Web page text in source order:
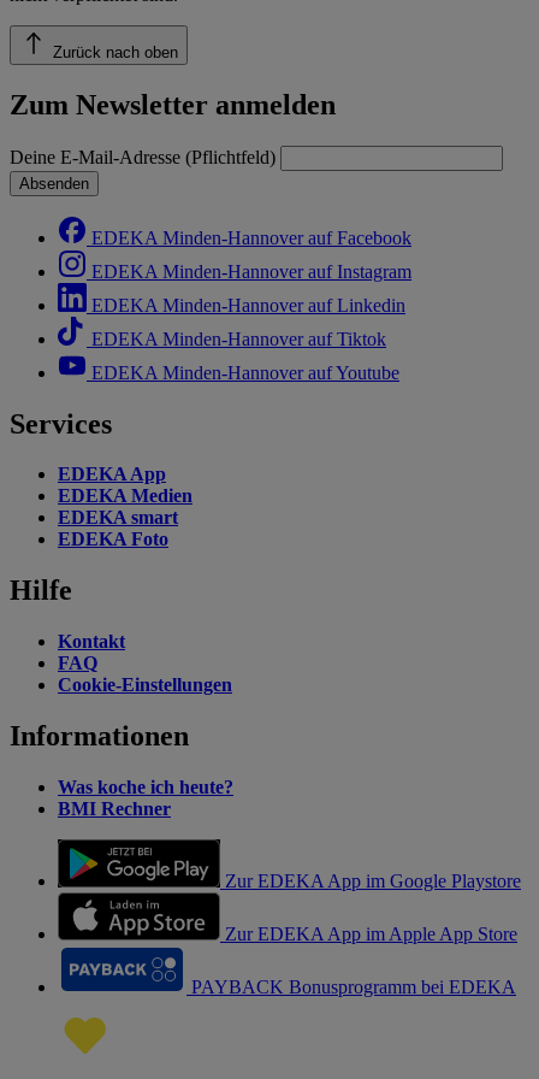
Zurück nach oben
Zum Newsletter anmelden
Deine E-Mail-Adresse (Pflichtfeld)
Absenden
EDEKA Minden-Hannover auf Facebook
EDEKA Minden-Hannover auf Instagram
EDEKA Minden-Hannover auf Linkedin
EDEKA Minden-Hannover auf Tiktok
EDEKA Minden-Hannover auf Youtube
Services
EDEKA App
EDEKA Medien
EDEKA smart
EDEKA Foto
Hilfe
Kontakt
FAQ
Cookie-Einstellungen
Informationen
Was koche ich heute?
BMI Rechner
Zur EDEKA App im Google Playstore
Zur EDEKA App im Apple App Store
PAYBACK Bonusprogramm bei EDEKA